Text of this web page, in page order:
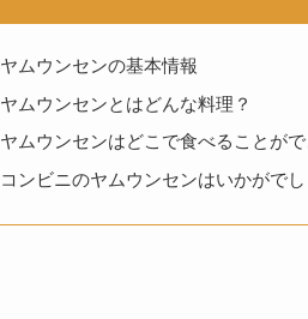
ヤムウンセンの基本情報
ヤムウンセンとはどんな料理？
ヤムウンセンはどこで食べることがで
コンビニのヤムウンセンはいかがでし